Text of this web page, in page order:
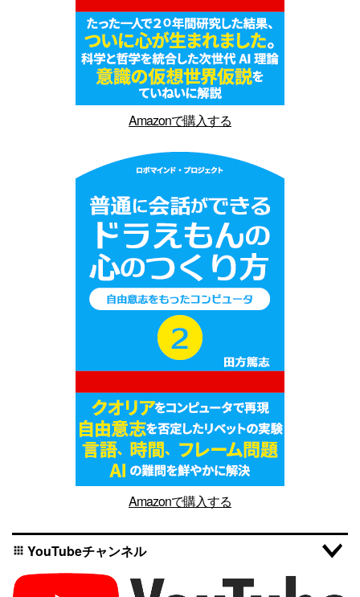
Amazonで購入する
Amazonで購入する
apps YouTubeチャンネル